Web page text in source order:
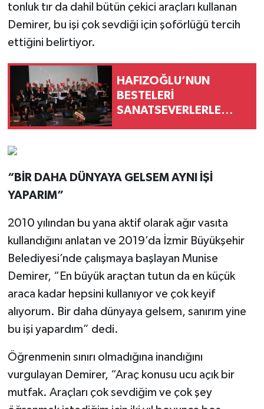
tonluk tır da dahil bütün çekici araçları kullanan
Demirer, bu işi çok sevdiği için şoförlüğü tercih
ettiğini belirtiyor.
HAFIZOĞLU’NUN
BESTELERİ
SANATSEVERLERLE
“BİR DAHA DÜNYAYA GELSEM AYNI İŞİ
YAPARIM”
2010 yılından bu yana aktif olarak ağır vasıta
kullandığını anlatan ve 2019’da İzmir Büyükşehir
Belediyesi’nde çalışmaya başlayan Munise
Demirer, “En büyük araçtan tutun da en küçük
araca kadar hepsini kullanıyor ve çok keyif
alıyorum. Bir daha dünyaya gelsem, sanırım yine
bu işi yapardım” dedi.
Öğrenmenin sınırı olmadığına inandığını
vurgulayan Demirer, “Araç konusu ucu açık bir
mutfak. Araçları çok sevdiğim ve çok şey